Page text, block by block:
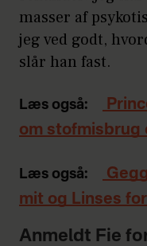
masser af
jeg ved godt,
slår han fast.
Læs også:
om stofmisbrug
Læs også:
mit og Linses
Anmeldt Fie